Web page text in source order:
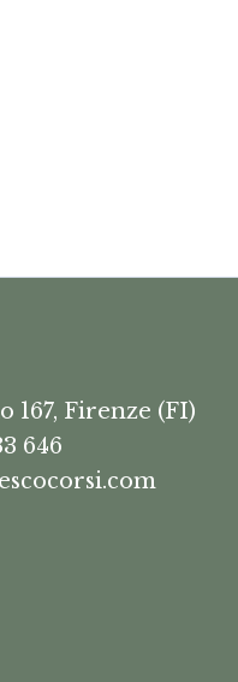
167, Firenze (FI)
646